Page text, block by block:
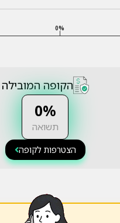
0%
הקופה המובילה
0%
תשואה
הצטרפות לקופה